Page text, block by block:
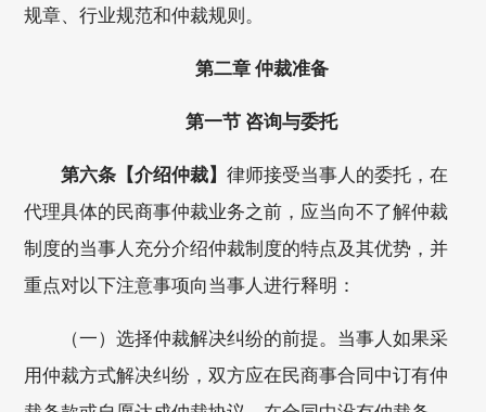
规章、行业规范和仲裁规则。
第二章 仲裁准备
第一节 咨询与委托
第六条【介绍仲裁】律师接受当事人的委托，在
代理具体的民商事仲裁业务之前，应当向不了解仲裁
制度的当事人充分介绍仲裁制度的特点及其优势，并
重点对以下注意事项向当事人进行释明：
（一）选择仲裁解决纠纷的前提。当事人如果采
用仲裁方式解决纠纷，双方应在民商事合同中订有仲